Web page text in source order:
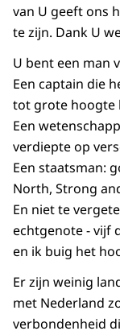
van U geeft ons
te zijn. Dank U
U bent een man
Een captain die
tot grote hoogte
Een
verdiepte op
Een staatsman:
North, Strong
En niet te
echtgenote - vijf
en ik buig het
Er zijn weinig
met Nederland
verbondenheid